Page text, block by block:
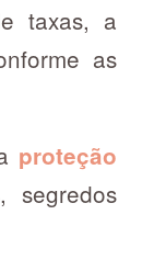
taxas, a
as
proteção
segredos